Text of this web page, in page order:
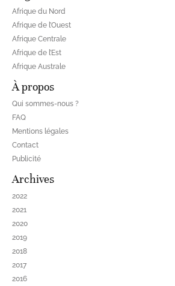
Afrique du Nord
Afrique de l’Ouest
Afrique Centrale
Afrique de l’Est
Afrique Australe
À propos
Qui sommes-nous ?
FAQ
Mentions légales
Contact
Publicité
Archives
2022
2021
2020
2019
2018
2017
2016